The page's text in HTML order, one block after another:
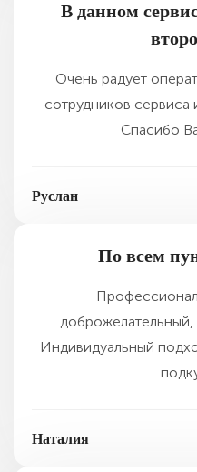
В данном
Очень радует
сотрудников сервиса
Спасибо
Руслан
По всем
Индивидуальный
Наталия